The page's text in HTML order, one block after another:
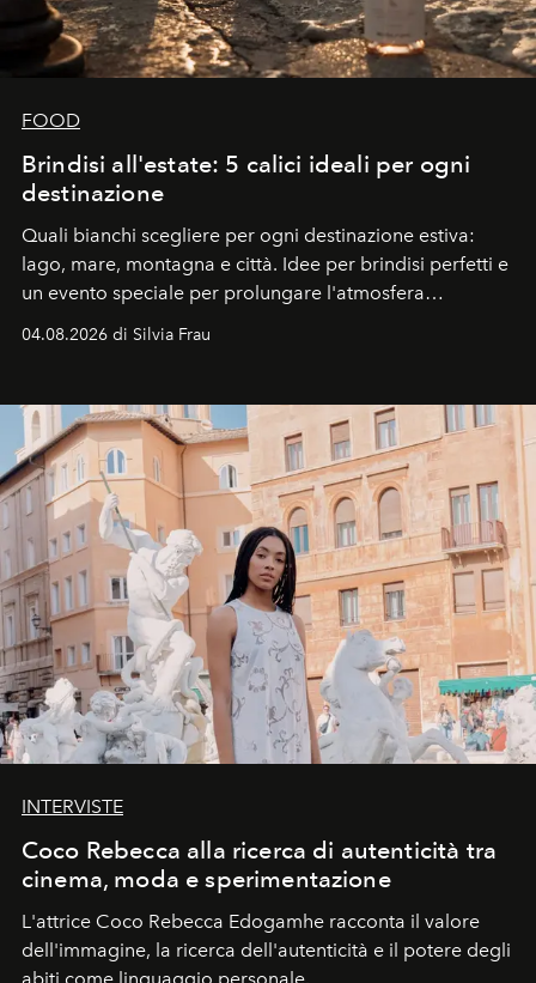
FOOD
Brindisi all'estate: 5 calici ideali per ogni
destinazione
Quali bianchi scegliere per ogni destinazione estiva:
lago, mare, montagna e città. Idee per brindisi perfetti e
un evento speciale per prolungare l'atmosfera
04.08.2026 di Silvia Frau
INTERVISTE
Coco Rebecca alla ricerca di autenticità tra
cinema, moda e sperimentazione
L'attrice Coco Rebecca Edogamhe racconta il valore
dell'immagine, la ricerca dell'autenticità e il potere degli